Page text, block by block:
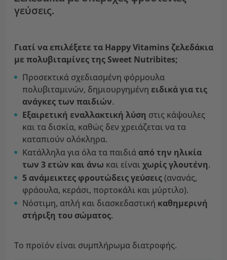
γεύσεις.
Γιατί να επιλέξετε τα Happy Vitamins ζελεδάκια
με πολυβιταμίνες της Sweet Nutribites;
Προσεκτικά σχεδιασμένη φόρμουλα
πολυβιταμινών, δημιουργημένη ειδικά για τις
ανάγκες των παιδιών.
Εξαιρετική εναλλακτική λύση στις κάψουλες
και τα δισκία, καθώς δεν χρειάζεται να τα
καταπιούν ολόκληρα.
Κατάλληλα για όλα τα παιδιά από την ηλικία
των 3 ετών και άνω και είναιχωρίς γλουτένη.
5 ανάμεικτες φρουτώδεις γεύσεις(ανανάς,
φράουλα, κεράσι, πορτοκάλι και μύρτιλο).
Νόστιμη, απλή και διασκεδαστική καθημερινή
στήριξη του σώματος.
Το προϊόν είναι συμπλήρωμα διατροφής.